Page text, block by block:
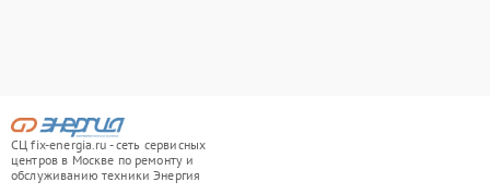
СЦ fix-energia.ru - сеть сервисных
центров в Москве по ремонту и
обслуживанию техники Энергия